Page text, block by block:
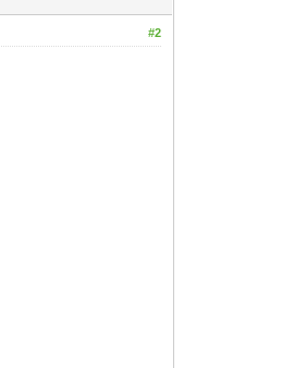
#2